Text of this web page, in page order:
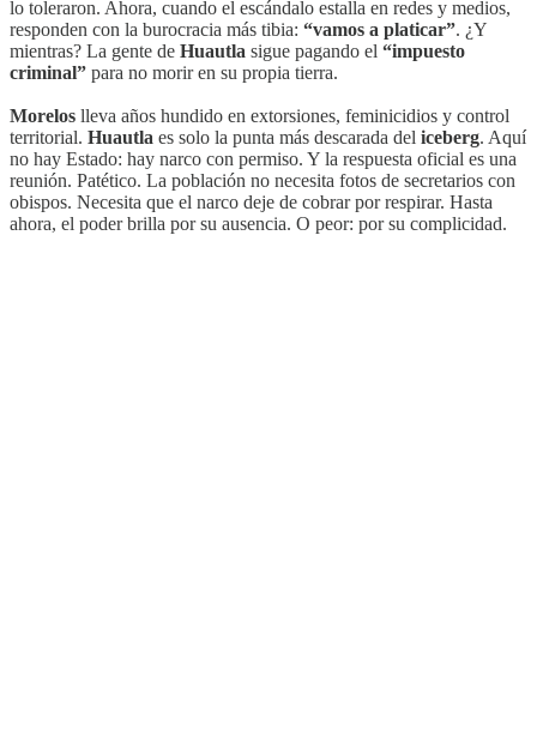
lo toleraron. Ahora, cuando el escándalo estalla en redes y medios,
responden con la burocracia más tibia: “vamos a platicar”. ¿Y
mientras? La gente de Huautla sigue pagando el “impuesto
criminal” para no morir en su propia tierra.
Morelos lleva años hundido en extorsiones, feminicidios y control
territorial. Huautla es solo la punta más descarada del iceberg. Aquí
no hay Estado: hay narco con permiso. Y la respuesta oficial es una
reunión. Patético. La población no necesita fotos de secretarios con
obispos. Necesita que el narco deje de cobrar por respirar. Hasta
ahora, el poder brilla por su ausencia. O peor: por su complicidad.